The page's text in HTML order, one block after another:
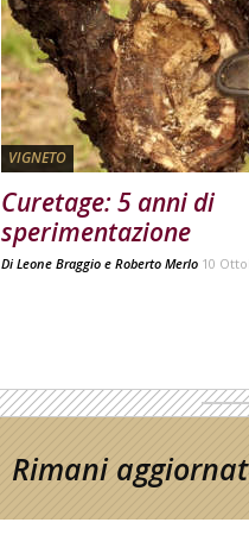
VIGNETO
Curetage: 5 anni di
sperimentazione
Di Leone Braggio e Roberto Merlo 10
Rimani